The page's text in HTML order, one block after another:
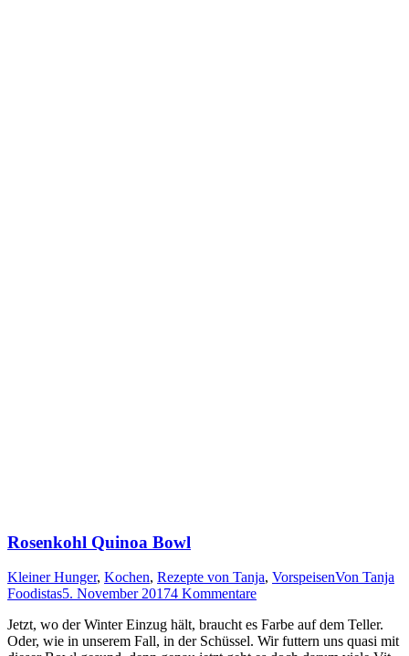
Rosenkohl Quinoa Bowl
Kleiner Hunger, Kochen, Rezepte von Tanja, VorspeisenVon Tanja
Foodistas5. November 20174 Kommentare
Jetzt, wo der Win­ter Ein­zug hält, braucht es Far­be auf dem Tel­ler.
Oder, wie in unse­rem Fall, in der Schüs­sel. Wir fut­tern uns qua­si mit